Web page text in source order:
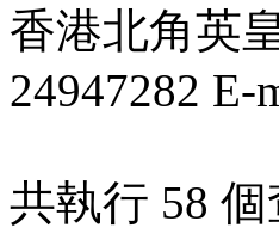
香港北角英
24947282 E-
共執行 58